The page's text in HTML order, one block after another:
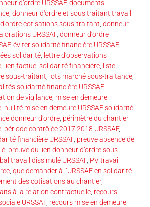
d’ordre URSSAF, documents
donneur d'ordre et sous traitant travail
cotisations sous-traitant donneur
URSSAF, donneur d’ordre
, éviter solidarité financière URSSAF,
solidarité lettre d’observations
lien factuel solidarité financière liste
sous-traitant lots marché sous-traitance
solidarité financière URSSAF,
de vigilance mise en demeure
nullité mise en demeure URSSAF solidarité
donneur d'ordre périmètre du chantier
période contrôlée 2017 2018 URSSAF,
financière URSSAF, preuve absence de
preuve du lien donneur d’ordre sous-
travail dissimulé URSSAF, PV travail
que demander à l’URSSAF en solidarité
des cotisations au chantier,
à la relation contractuelle recours
URSSAF, recours mise en demeure